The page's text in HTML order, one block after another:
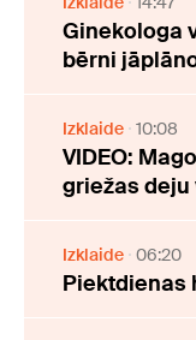
Ginekologa
bērni
Izklaide 10:08
VIDEO:
griežas
Izklaide 06:20
Piektdienas